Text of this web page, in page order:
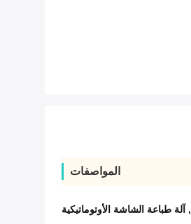
المواصفات
, آلة طباعة الشاشة الأوتوماتيكية